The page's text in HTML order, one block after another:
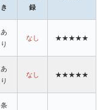
き
録
あ
り
なし ★★★★★
あ
り
なし ★★★★★
条